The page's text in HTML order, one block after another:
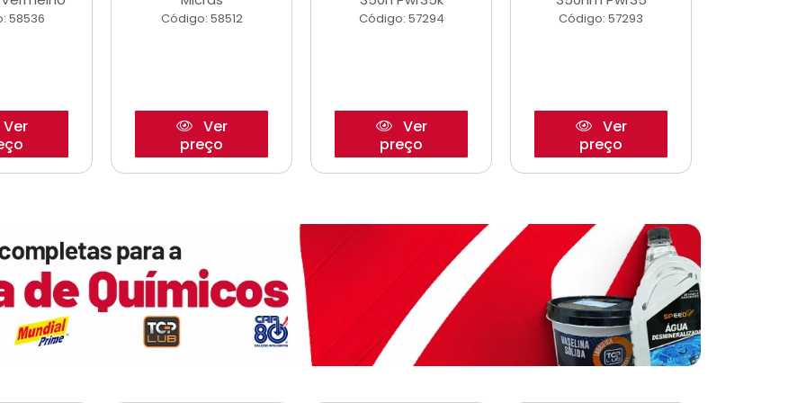
58536
Ver
Código: 58512
Ver
preço
Código: 57294
Ver
preço
Código: 57293
Ver
preço